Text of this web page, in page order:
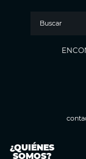
¿QUIÉNES
SOMOS?